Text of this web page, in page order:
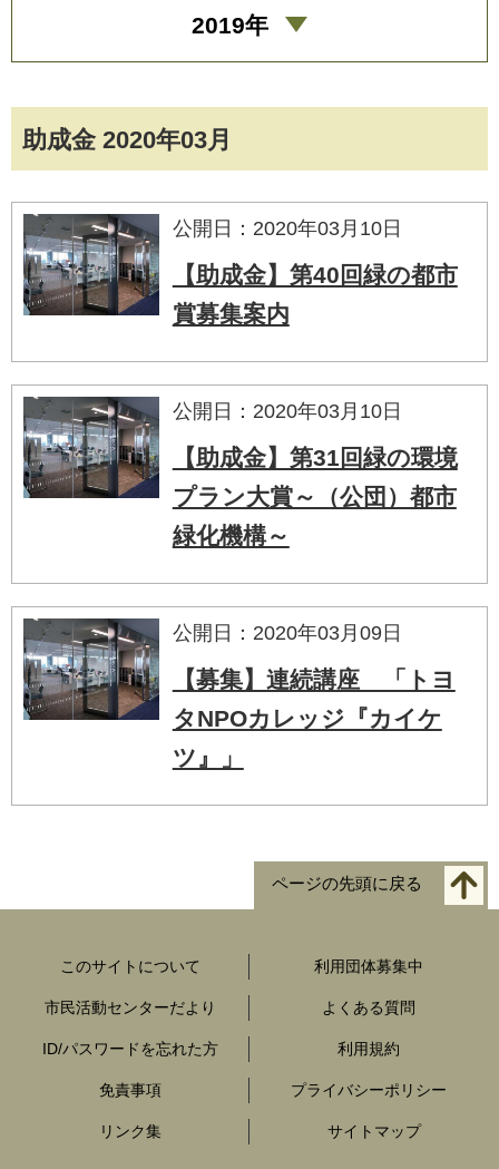
助成金 2020年03月
公開日：2020年03月10日
【助成金】第40回緑の都市
賞募集案内
公開日：2020年03月10日
【助成金】第31回緑の環境
プラン大賞～（公団）都市
緑化機構～
公開日：2020年03月09日
【募集】連続講座 「トヨ
タNPOカレッジ『カイケ
ツ』」
2019年
ページの先頭に戻る
このサイトについて 利用団体募集中
市民活動センターだより よくある質問
ID/パスワードを忘れた方 利用規約
免責事項 プライバシーポリシー
リンク集 サイトマップ